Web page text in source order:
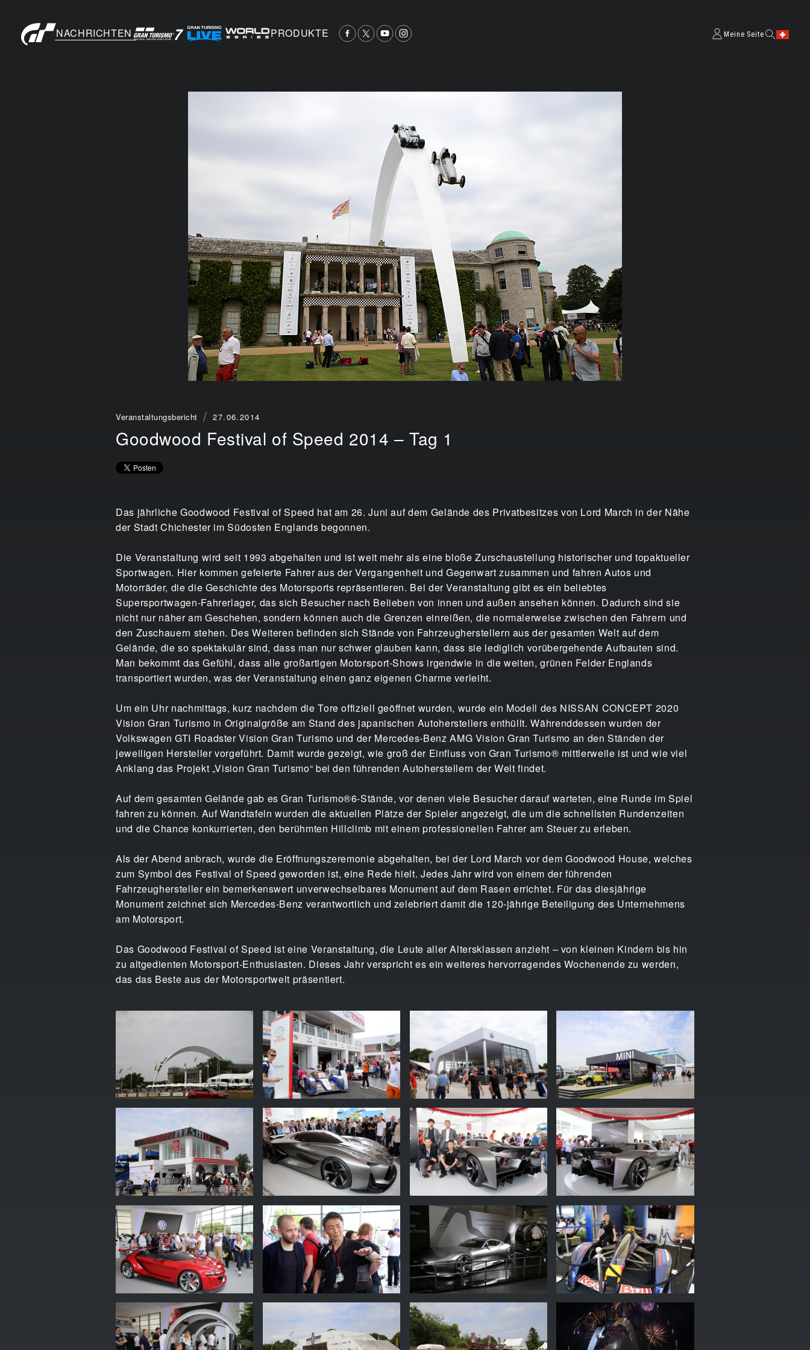
NACHRICHTEN PRODUKTE Meine Seite
Veranstaltungsbericht 27.06.2014
Goodwood Festival of Speed 2014 – Tag 1
Das jährliche Goodwood Festival of Speed hat am 26. Juni auf dem Gelände des Privatbesitzes von Lord March in der Nähe
der Stadt Chichester im Südosten Englands begonnen.
Die Veranstaltung wird seit 1993 abgehalten und ist weit mehr als eine bloße Zurschaustellung historischer und topaktueller
Sportwagen. Hier kommen gefeierte Fahrer aus der Vergangenheit und Gegenwart zusammen und fahren Autos und
Motorräder, die die Geschichte des Motorsports repräsentieren. Bei der Veranstaltung gibt es ein beliebtes
Supersportwagen-Fahrerlager, das sich Besucher nach Belieben von innen und außen ansehen können. Dadurch sind sie
nicht nur näher am Geschehen, sondern können auch die Grenzen einreißen, die normalerweise zwischen den Fahrern und
den Zuschauern stehen. Des Weiteren befinden sich Stände von Fahrzeugherstellern aus der gesamten Welt auf dem
Gelände, die so spektakulär sind, dass man nur schwer glauben kann, dass sie lediglich vorübergehende Aufbauten sind.
Man bekommt das Gefühl, dass alle großartigen Motorsport-Shows irgendwie in die weiten, grünen Felder Englands
transportiert wurden, was der Veranstaltung einen ganz eigenen Charme verleiht.
Um ein Uhr nachmittags, kurz nachdem die Tore offiziell geöffnet wurden, wurde ein Modell des NISSAN CONCEPT 2020
Vision Gran Turismo in Originalgröße am Stand des japanischen Autoherstellers enthüllt. Währenddessen wurden der
Volkswagen GTI Roadster Vision Gran Turismo und der Mercedes-Benz AMG Vision Gran Turismo an den Ständen der
jeweiligen Hersteller vorgeführt. Damit wurde gezeigt, wie groß der Einfluss von Gran Turismo® mittlerweile ist und wie viel
Anklang das Projekt „Vision Gran Turismo“ bei den führenden Autoherstellern der Welt findet.
Auf dem gesamten Gelände gab es Gran Turismo®6-Stände, vor denen viele Besucher darauf warteten, eine Runde im Spiel
fahren zu können. Auf Wandtafeln wurden die aktuellen Plätze der Spieler angezeigt, die um die schnellsten Rundenzeiten
und die Chance konkurrierten, den berühmten Hillclimb mit einem professionellen Fahrer am Steuer zu erleben.
Als der Abend anbrach, wurde die Eröffnungszeremonie abgehalten, bei der Lord March vor dem Goodwood House, welches
zum Symbol des Festival of Speed geworden ist, eine Rede hielt. Jedes Jahr wird von einem der führenden
Fahrzeughersteller ein bemerkenswert unverwechselbares Monument auf dem Rasen errichtet. Für das diesjährige
Monument zeichnet sich Mercedes-Benz verantwortlich und zelebriert damit die 120-jährige Beteiligung des Unternehmens
am Motorsport.
Das Goodwood Festival of Speed ist eine Veranstaltung, die Leute aller Altersklassen anzieht – von kleinen Kindern bis hin
zu altgedienten Motorsport-Enthusiasten. Dieses Jahr verspricht es ein weiteres hervorragendes Wochenende zu werden,
das das Beste aus der Motorsportwelt präsentiert.